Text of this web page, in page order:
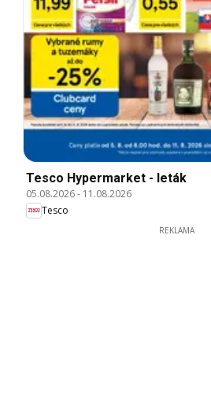
Tesco Hypermarket - leták
05.08.2026- 11.08.2026
Tesco
REKLAMA